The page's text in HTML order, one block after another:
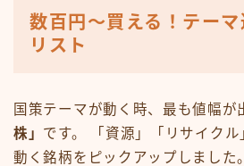
数百円〜買える！テー
リスト
国策テーマが動く時、最も値幅が
株」 です。 「資源」「リサイク
動く銘柄をピックアップしました